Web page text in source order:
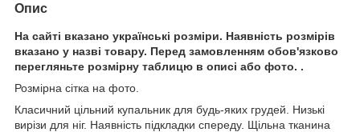
Опис
На сайті вказано українські розміри. Наявність розмірів
вказано у назві товару. Перед замовленням обов'язково
перегляньте розмірну таблицю в описі або фото. .
Розмірна сітка на фото.
Класичний цільний купальник для будь-яких грудей. Низькі
вирізи для ніг. Наявність підкладки спереду. Щільна тканина